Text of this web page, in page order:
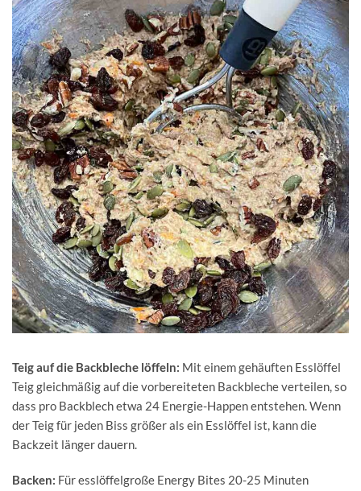
Teig auf die Backbleche löffeln: Mit einem gehäuften Esslöffel
Teig gleichmäßig auf die vorbereiteten Backbleche verteilen, so
dass pro Backblech etwa 24 Energie-Happen entstehen. Wenn
der Teig für jeden Biss größer als ein Esslöffel ist, kann die
Backzeit länger dauern.
Backen: Für esslöffelgroße Energy Bites 20-25 Minuten